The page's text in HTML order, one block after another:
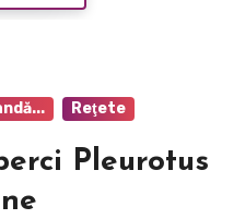
Reţete
Pleurotus